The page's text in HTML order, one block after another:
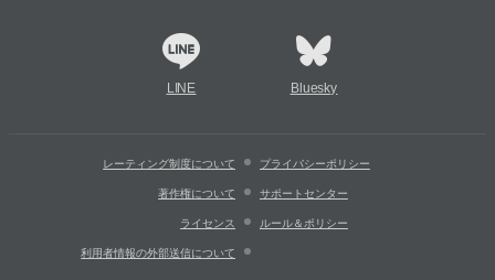
LINE Bluesky
レーティング制度について プライバシーポリシー
著作権について サポートセンター
ライセンス ルール＆ポリシー
利用者情報の外部送信について